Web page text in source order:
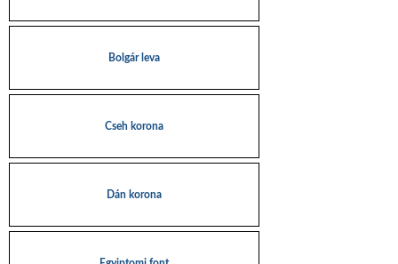
Bolgár leva
Cseh korona
Dán korona